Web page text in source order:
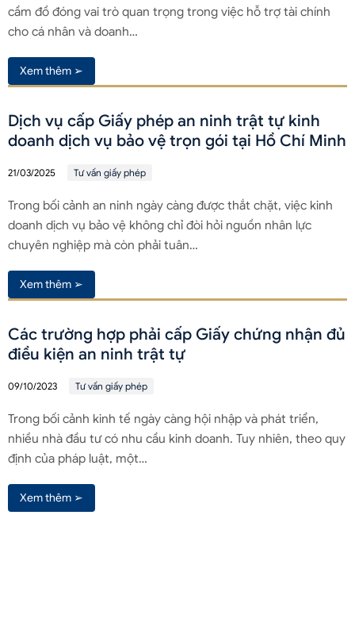
cầm đồ đóng vai trò quan trọng trong việc hỗ trợ tài chính
cho cá nhân và doanh…
Xem thêm ➢
Dịch vụ cấp Giấy phép an ninh trật tự kinh
doanh dịch vụ bảo vệ trọn gói tại Hồ Chí Minh
21/03/2025 Tư vấn giấy phép
Trong bối cảnh an ninh ngày càng được thắt chặt, việc kinh
doanh dịch vụ bảo vệ không chỉ đòi hỏi nguồn nhân lực
chuyên nghiệp mà còn phải tuân…
Xem thêm ➢
Các trường hợp phải cấp Giấy chứng nhận đủ
điều kiện an ninh trật tự
09/10/2023 Tư vấn giấy phép
Trong bối cảnh kinh tế ngày càng hội nhập và phát triển,
nhiều nhà đầu tư có nhu cầu kinh doanh. Tuy nhiên, theo quy
định của pháp luật, một…
Xem thêm ➢